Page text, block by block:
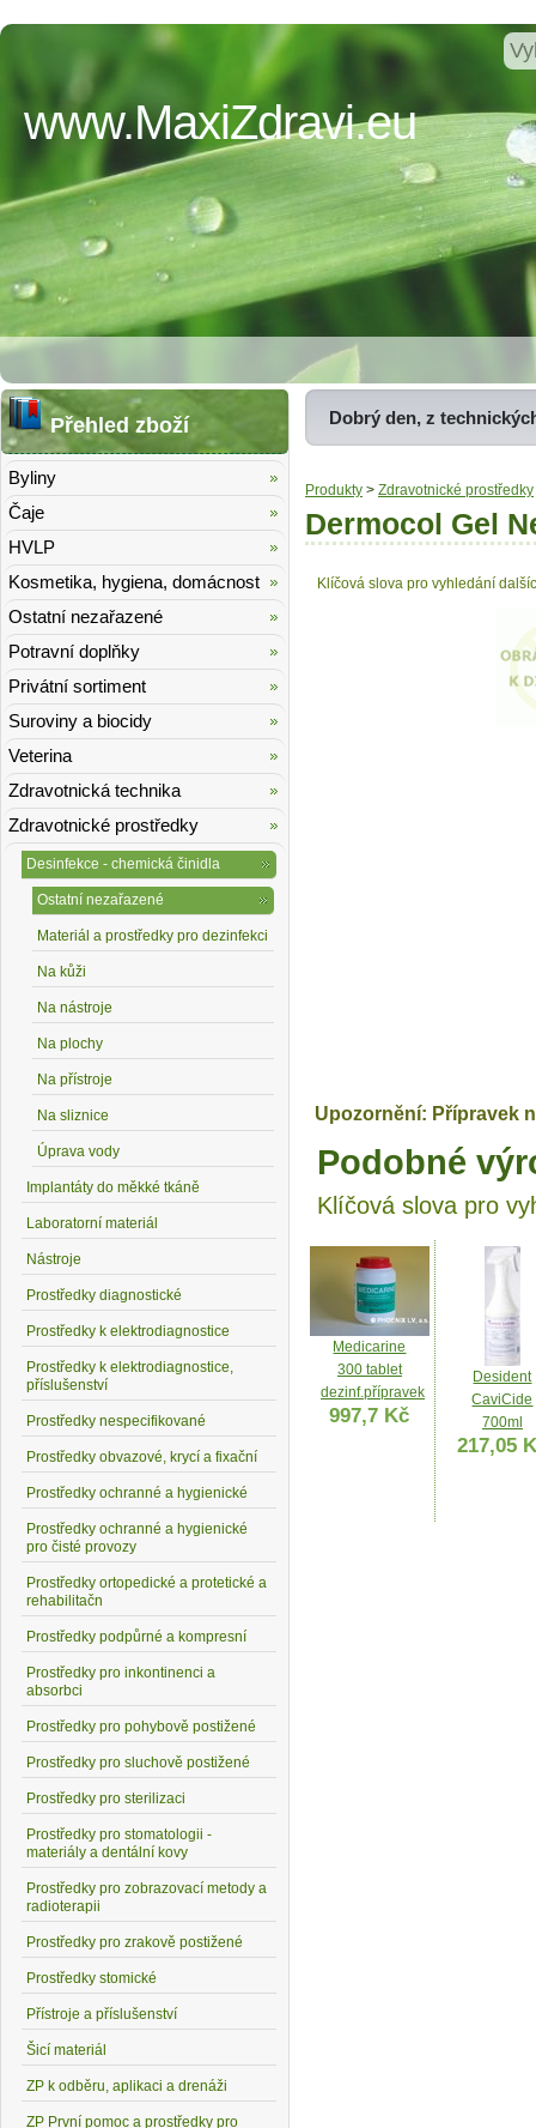
www.MaxiZdravi.eu
Dobrý den, z
Produkty > Zdravotnické prostředky
Dermocol Gel
Klíčová slova pro vyhledání
Upozornění: Přípravek
Podobné
Klíčová slova pro
Medicarine
300 tablet
dezinf.přípravek
997,7 Kč
Desident
CaviCide
700ml
217,05
Přehled zboží
Byliny
Čaje
HVLP
Kosmetika, hygiena, domácnost
Ostatní nezařazené
Potravní doplňky
Privátní sortiment
Suroviny a biocidy
Veterina
Zdravotnická technika
Zdravotnické prostředky
Desinfekce - chemická činidla
Ostatní nezařazené
Materiál a prostředky pro dezinfekci
Na kůži
Na nástroje
Na plochy
Na přístroje
Na sliznice
Úprava vody
Implantáty do měkké tkáně
Laboratorní materiál
Nástroje
Prostředky diagnostické
Prostředky k elektrodiagnostice
Prostředky k elektrodiagnostice,
příslušenství
Prostředky nespecifikované
Prostředky obvazové, krycí a fixační
Prostředky ochranné a hygienické
Prostředky ochranné a hygienické
pro čisté provozy
Prostředky ortopedické a protetické a
rehabilitačn
Prostředky podpůrné a kompresní
Prostředky pro inkontinenci a
absorbci
Prostředky pro pohybově postižené
Prostředky pro sluchově postižené
Prostředky pro sterilizaci
Prostředky pro stomatologii -
materiály a dentální kovy
Prostředky pro zobrazovací metody a
radioterapii
Prostředky pro zrakově postižené
Prostředky stomické
Přístroje a příslušenství
Šicí materiál
ZP k odběru, aplikaci a drenáži
ZP První pomoc a prostředky pro